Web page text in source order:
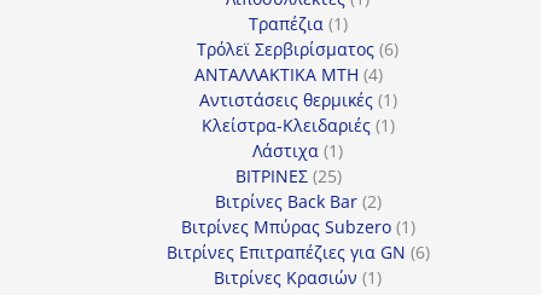
Τραπέζια 11
προϊόν
Τρόλεϊ Σερβιρίσματος 66
ΑΝΤΑΛΛΑΚΤΙΚΑ MTH 44
προϊόντα
Αντιστάσεις θερμικές 11
προϊόν
Κλείστρα-Κλειδαριές 11
Λάστιχα 11
προϊόν
ΒΙΤΡΙΝΕΣ 2525
προϊόντα
Βιτρίνες Back Bar 22
προϊόντα
Βιτρίνες Mπύρας Subzero 11
προϊόν
Βιτρίνες Επιτραπέζιες για GN 66
Βιτρίνες Κρασιών 11